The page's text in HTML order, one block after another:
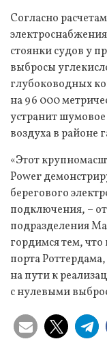
Согласно
стоянки судов у
выбросы
глубоководных
на 96 000
устранит шумовое
воздуха в районе
«Этот
Power
берегового
подключения, –
подразделения
гордимся тем,
порта
на пути к
с нулевыми